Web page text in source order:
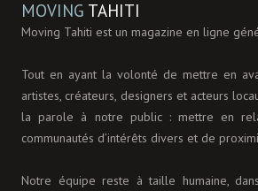
MOVING TAHITI
Moving Tahiti est un magazine en ligne
Tout en ayant la volonté de mettre en
artistes, créateurs, designers et acteurs
la parole à notre public : mettre en
communautés d’intérêts divers et de
Notre équipe reste à taille humaine,